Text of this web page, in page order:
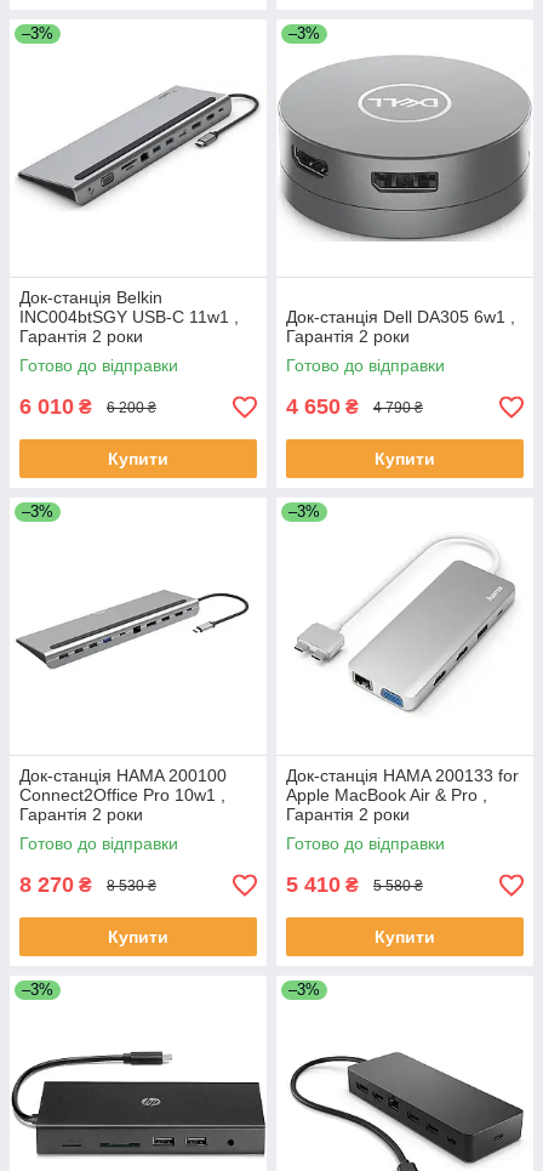
–3%
Док-станція Belkin
INC004btSGY USB-C 11w1 ,
Гарантія 2 роки
Готово до відправки
6 010 ₴ 6 200 ₴
Купити
–3%
Док-станція Dell DA305 6w1 ,
Гарантія 2 роки
Готово до відправки
4 650 ₴ 4 790 ₴
Купити
–3%
Док-станція HAMA 200100
Connect2Office Pro 10w1 ,
Гарантія 2 роки
Готово до відправки
8 270 ₴ 8 530 ₴
Купити
–3%
Док-станція HAMA 200133 for
Apple MacBook Air & Pro ,
Гарантія 2 роки
Готово до відправки
5 410 ₴ 5 580 ₴
Купити
–3% –3%